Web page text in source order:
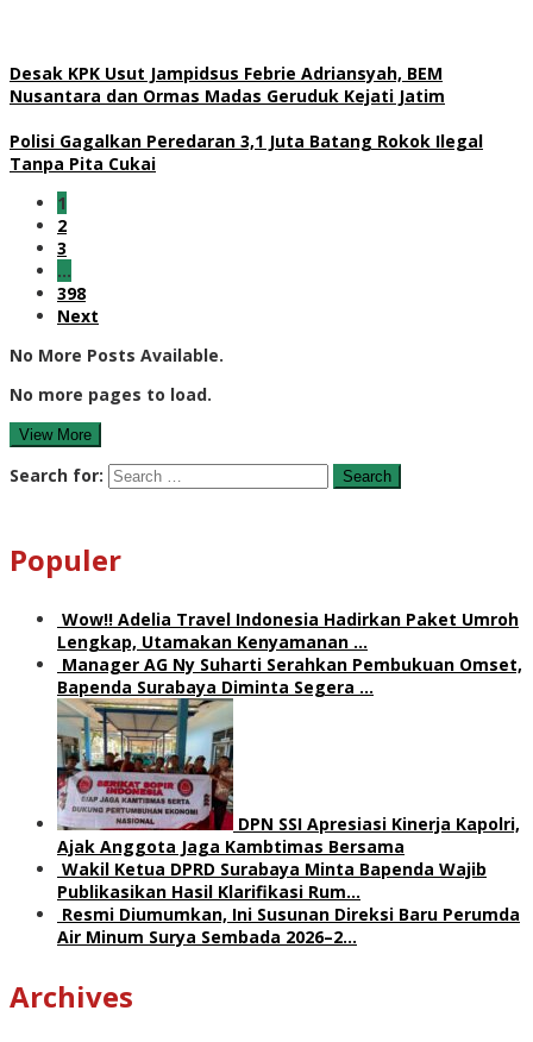
Desak KPK Usut Jampidsus Febrie Adriansyah, BEM
Nusantara dan Ormas Madas Geruduk Kejati Jatim
Polisi Gagalkan Peredaran 3,1 Juta Batang Rokok Ilegal
Tanpa Pita Cukai
1
2
3
…
398
Next
No More Posts Available.
No more pages to load.
View More
Search for:
Populer
Wow!! Adelia Travel Indonesia Hadirkan Paket Umroh
Lengkap, Utamakan Kenyamanan …
Manager AG Ny Suharti Serahkan Pembukuan Omset,
Bapenda Surabaya Diminta Segera …
DPN SSI Apresiasi Kinerja Kapolri,
Ajak Anggota Jaga Kambtimas Bersama
Wakil Ketua DPRD Surabaya Minta Bapenda Wajib
Publikasikan Hasil Klarifikasi Rum…
Resmi Diumumkan, Ini Susunan Direksi Baru Perumda
Air Minum Surya Sembada 2026–2…
Archives